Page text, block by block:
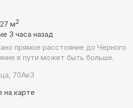
м2
3 часа назад
прямое расстояние до Чёрного
в пути может быть больше.
70Ак3
на карте